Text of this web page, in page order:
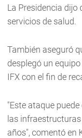
La Presidencia dijo
servicios de salud.
También aseguró
desplegó un
IFX con el fin de
"Este ataque
las
años", comentó en